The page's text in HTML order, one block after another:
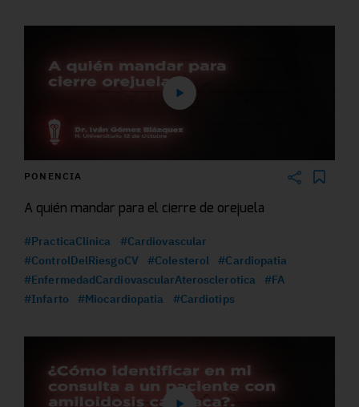
PONENCIA
A quién mandar para el cierre de orejuela
#PracticaClinica
#Cardiovascular
#ControlDelRiesgoCV
#Colesterol
#Cardiopatia
#EnfermedadCardiovascularAterosclerotica
#FA
#Infarto
#Miocardiopatia #Cardiotips